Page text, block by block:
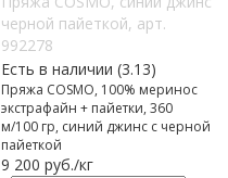
черной пайеткой, арт.
992278
Есть в наличии (3.13)
Пряжа COSMO, 100% меринос
экстрафайн + пайетки, 360
м/100 гр, синий джинс с черной
пайеткой
9 200 руб./кг